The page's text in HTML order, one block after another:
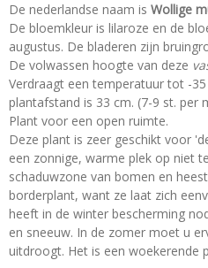
De nederlandse naam is Wollige
De bloemkleur is lilaroze en de
augustus. De bladeren zijn
De volwassen hoogte van deze
Verdraagt een temperatuur tot -35
plantafstand is 33 cm. (7-9 st. per
Plant voor een open ruimte.
Deze plant is zeer geschikt voor
een zonnige, warme plek op niet
schaduwzone van bomen en
borderplant, want ze laat zich
heeft in de winter bescherming
en sneeuw. In de zomer moet u
uitdroogt. Het is een woekerende